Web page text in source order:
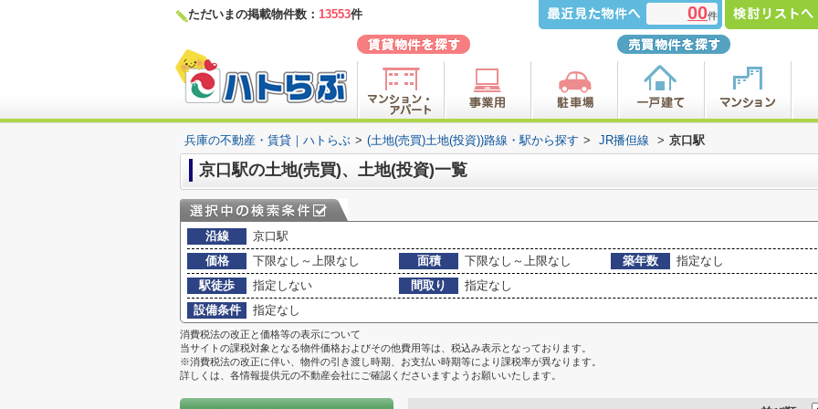
ただいまの掲載物件数： 13553件 00件
兵庫の不動産・賃貸｜ハトらぶ > (土地(売買)土地(投資))路線・駅から探す > JR播但線 > 京口駅
京口駅の土地(売買)、土地(投資)一覧
沿線
京口駅
価格
下限なし～上限なし 面積 下限なし～上限なし 築年数
指定なし
駅徒歩
指定しない 間取り
指定なし
設備条件
指定なし
消費税法の改正と価格等の表示について
当サイトの課税対象となる物件価格およびその他費用等は、税込み表示となっております。
※消費税法の改正に伴い、物件の引き渡し時期、お支払い時期等により課税率が異なります。
詳しくは、各情報提供元の不動産会社にご確認くださいますようお願いいたします。